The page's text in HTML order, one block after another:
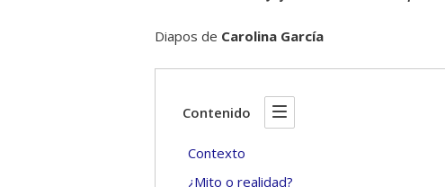
Diapos de Carolina García
Contenido
Contexto
¿Mito o realidad?